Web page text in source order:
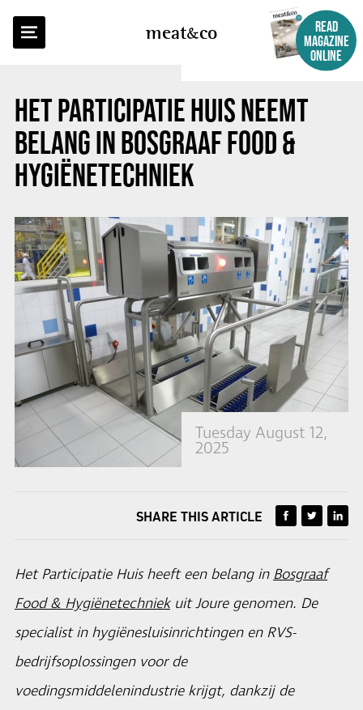
meatco
READ
MAGAZINE
ONLINE
HET PARTICIPATIE HUIS NEEMT
BELANG IN BOSGRAAF FOOD &
HYGIËNETECHNIEK
Tuesday August 12,
2025
BACK TO OVERVIEW
SHARE THIS ARTICLE
Het Participatie Huis heeft een belang inBosgraaf
Food & Hygiënetechniekuit Joure genomen. De
specialist in hygiënesluisinrichtingen en RVS-
bedrijfsoplossingen voor de
voedingsmiddelenindustrie krijgt, dankzij de